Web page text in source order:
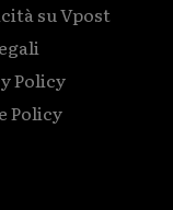
su Vpost
Policy
Policy